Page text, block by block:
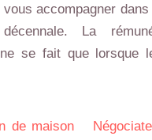
vous accompagner
La
ne se fait que lorsque
de maison